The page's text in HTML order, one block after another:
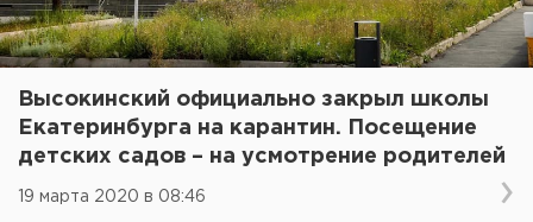
Высокинский официально закрыл школы
Екатеринбурга на карантин. Посещение
детских садов – на усмотрение родителей
19 марта 2020 в 08:46